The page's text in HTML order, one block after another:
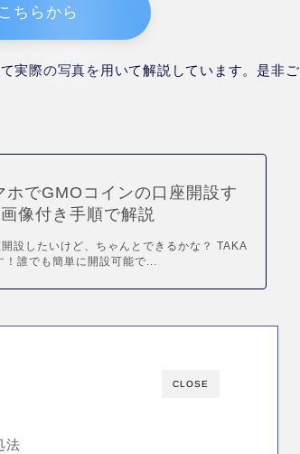
ちらから
実際の写真を用いて解説しています。是非ご
ホでGMOコインの口座開設す
像付き手順で解説
設したいけど、ちゃんとできるかな？ TAKA
誰でも簡単に開設可能で...
CLOSE
法